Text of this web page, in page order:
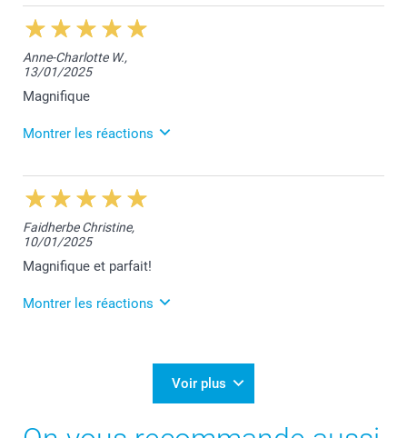
Anne-Charlotte W.,
13/01/2025
Magnifique
Montrer les réactions
4/02/2025
13:40
Merci pour votre commentaire enthousiaste Anne-
Charlotte.
Nous sommes ravis que vous soyez pleinement
satisfaite de votre commande.
Nous restons à votre disposition,
Laila@Smartphoto
Faidherbe Christine,
10/01/2025
Magnifique et parfait!
Montrer les réactions
Merci pour votre superbe retour Christine.
Nous restons à votre service,
Voir plus